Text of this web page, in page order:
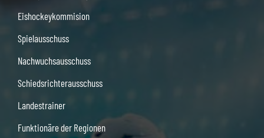
Eishockeykommision
Spielausschuss
Nachwuchsausschuss
Schiedsrichterausschuss
Landestrainer
Funktionäre der Regionen